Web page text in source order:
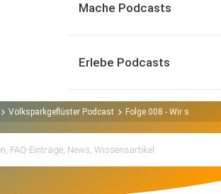
Mache Podcasts
Erlebe Podcasts
Volksparkgeflüster Podcast Folge 008 - Wir sagen